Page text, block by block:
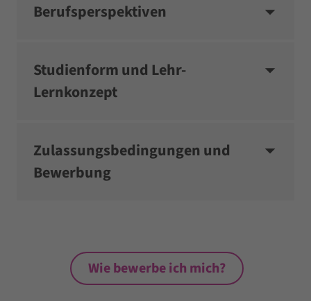
Berufsperspektiven
Studienform und Lehr-
Lernkonzept
Zulassungsbedingungen und
Bewerbung
Wie bewerbe ich mich?